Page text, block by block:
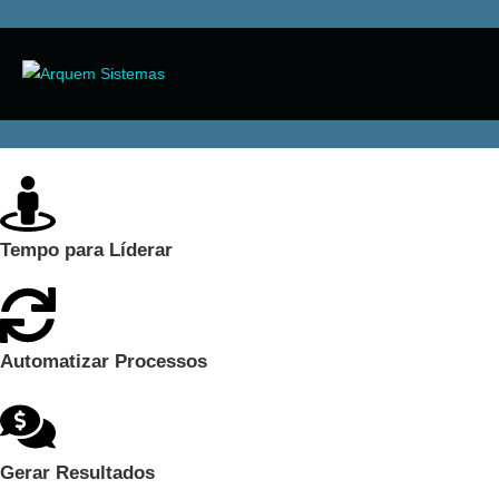
Tempo para Líderar​
Automatizar Processos​
Gerar Resultados